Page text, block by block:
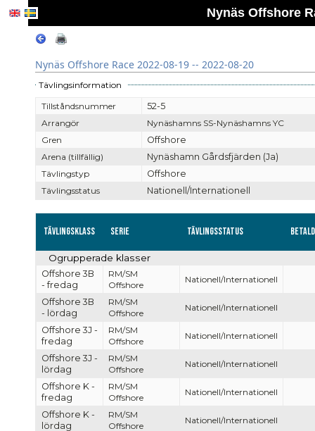
Nynäs Offshore
Nynäs Offshore Race 2022-08-19 -- 2022-08-20
Tävlingsinformation
Tillståndsnummer
52-5
Arrangör
Nynäshamns SS-Nynäshamns YC
Gren
Offshore
Arena (tillfällig)
Nynäshamn Gårdsfjärden (Ja)
Tävlingstyp
Offshore
Tävlingsstatus
Nationell/Internationell
Tävlingsklass Serie Tävlingsstatus
Ogrupperade klasser
Offshore 3B
- fredag
RM/SM
Offshore
Nationell/Internationell
Offshore 3B
- lördag
RM/SM
Offshore
Nationell/Internationell
Offshore 3J -
fredag
RM/SM
Offshore
Nationell/Internationell
Offshore 3J -
lördag
RM/SM
Offshore
Nationell/Internationell
Offshore K -
fredag
RM/SM
Offshore
Nationell/Internationell
Offshore K -
lördag
RM/SM
Offshore
Nationell/Internationell